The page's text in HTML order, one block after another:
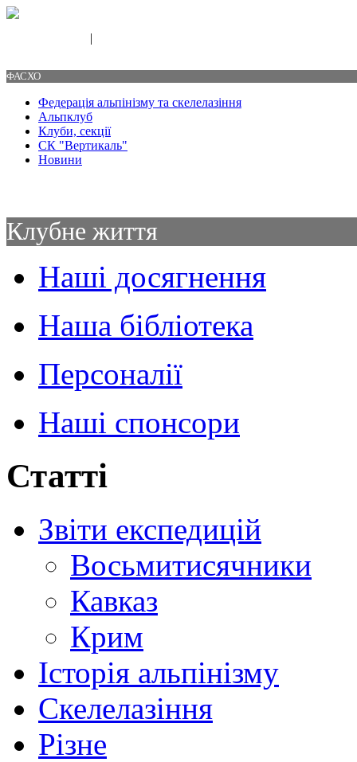
|
ФАСХО
Федерація альпінізму та скелелазіння
Альпклуб
Клуби, секції
СК "Вертикаль"
Новини
Клубне життя
Наші досягнення
Наша бібліотека
Персоналії
Наші спонсори
Статті
Звіти експедицій
Восьмитисячники
Кавказ
Крим
Історія альпінізму
Скелелазіння
Різне